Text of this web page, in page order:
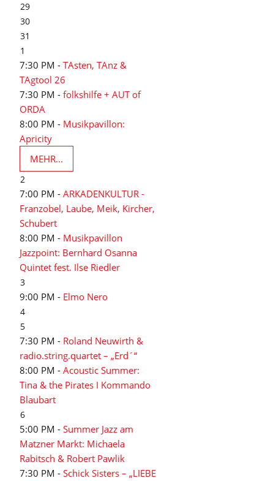
29
30
31
1
7:30 PM - TAsten, TAnz &
TAgtool 26
7:30 PM - folkshilfe + AUT of
ORDA
8:00 PM - Musikpavillon:
Apricity
MEHR...
2
7:00 PM - ARKADENKULTUR -
Franzobel, Laube, Meik, Kircher,
Schubert
8:00 PM - Musikpavillon
Jazzpoint: Bernhard Osanna
Quintet fest. Ilse Riedler
3
9:00 PM - Elmo Nero
4
5
7:30 PM - Roland Neuwirth &
radio.string.quartet – „Erd´“
8:00 PM - Acoustic Summer:
Tina & the Pirates I Kommando
Blaubart
6
5:00 PM - Summer Jazz am
Matzner Markt: Michaela
Rabitsch & Robert Pawlik
7:30 PM - Schick Sisters – „LIEBE